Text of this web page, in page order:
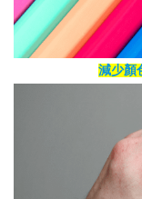
減少顏